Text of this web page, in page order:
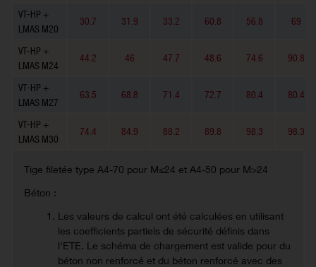
VT-HP +
LMAS M20
30.7 31.9 33.2 60.8 56.8 69
VT-HP +
LMAS M24
44.2 46 47.7 48.6 74.6 90.8
VT-HP +
LMAS M27
63.5 68.8 71.4 72.7 80.4 80.4
VT-HP +
LMAS M30
74.4 84.9 88.2 89.8 98.3 98.3
Tige filetée type A4-70 pour M≤24 et A4-50 pour M>24
Béton :
Les valeurs de calcul ont été calculées en utilisant
les coefficients partiels de sécurité définis dans
l'ETE. Le schéma de chargement est valide pour du
béton non renforcé et du béton renforcé avec des